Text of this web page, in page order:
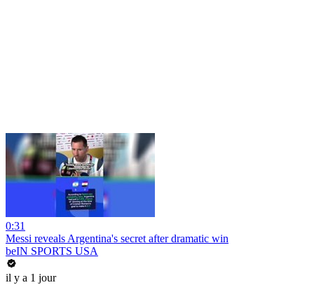
0:31
Messi reveals Argentina's secret after dramatic win
beIN SPORTS USA
il y a 1 jour